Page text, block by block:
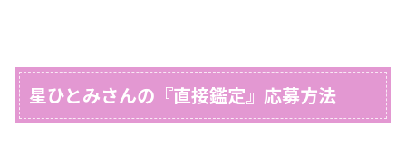
星ひとみさんの『直接鑑定』応募方法